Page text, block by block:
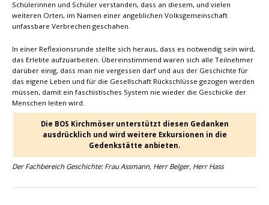
Schülerinnen und Schüler verstanden, dass an diesem, und vielen
weiteren Orten, im Namen einer angeblichen Volksgemeinschaft
unfassbare Verbrechen geschahen.
In einer Reflexionsrunde stellte sich heraus, dass es notwendig sein wird,
das Erlebte aufzuarbeiten. Übereinstimmend waren sich alle Teilnehmer
darüber einig, dass man nie vergessen darf und aus der Geschichte für
das eigene Leben und für die Gesellschaft Rückschlüsse gezogen werden
müssen, damit ein faschistisches System nie wieder die Geschicke der
Menschen leiten wird.
Die BOS Kirchmöser unterstützt diesen Gedanken
ausdrücklich und wird weitere Exkursionen in die
Gedenkstätte anbieten.
Der Fachbereich Geschichte: Frau Assmann, Herr Belger, Herr Hass